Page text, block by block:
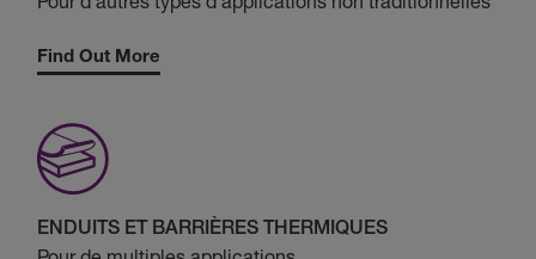
Find Out More
ENDUITS ET BARRIÈRES THERMIQUES